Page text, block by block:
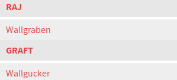
RAJ
Wallgraben
GRAFT
Wallgucker